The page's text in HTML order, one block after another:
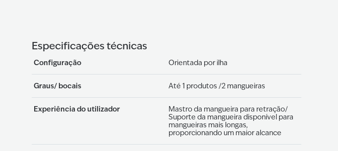
Especificações técnicas
Configuração Orientada por ilha
Graus/ bocais Até 1 produtos /2 mangueiras
Experiência do utilizador
Mastro da mangueira para retração/
Suporte da mangueira disponível para
mangueiras mais longas,
proporcionando um maior alcance